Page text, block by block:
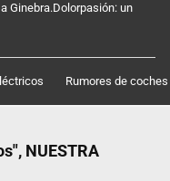
Ginebra.Dolorpasión: un
Rumores de coches
NUESTRA